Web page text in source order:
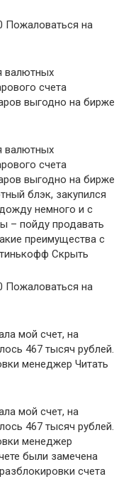
Пожаловаться на
валютных
счета
выгодно на бирже
валютных
счета
выгодно на бирже
блэк, закупился
немного и с
– пойду продавать
преимущества с
Скрыть
Пожаловаться на
мой счет, на
467 тысяч рублей.
менеджер Читать
мой счет, на
467 тысяч рублей.
менеджер
были замечена
счета